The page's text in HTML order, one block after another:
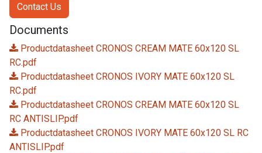
Contact Us
Documents
Productdatasheet CRONOS CREAM MATE 60x120 SL
RC.pdf
Productdatasheet CRONOS IVORY MATE 60x120 SL
RC.pdf
Productdatasheet CRONOS CREAM MATE 60x120 SL
RC ANTISLIP.pdf
Productdatasheet CRONOS IVORY MATE 60x120 SL RC
ANTISLIP.pdf